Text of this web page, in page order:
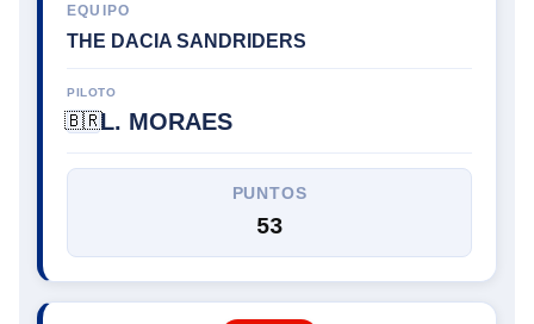
EQUIPO
THE DACIA SANDRIDERS
PILOTO
🇧🇷L. MORAES
PUNTOS
53